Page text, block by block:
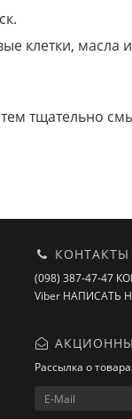
клетки, масла
тщательно
КОНТАКТЫ
(098) 387-47-47
Viber НАПИСАТЬ
Рассылка о